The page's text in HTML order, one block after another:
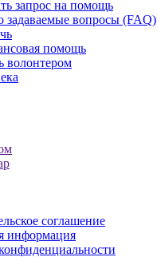
запрос на помощь
задаваемые вопросы (FAQ)
помощь
волонтером
соглашение
информация